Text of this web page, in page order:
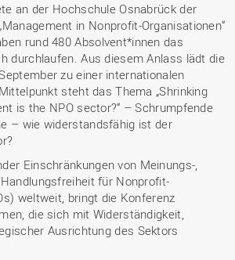
an der Hochschule Osnabrück der
in Nonprofit-Organisationen“
rund 480 Absolvent*innen das
durchlaufen. Aus diesem Anlass lädt die
zu einer internationalen
steht das Thema „Shrinking
is the NPO sector?“ – Schrumpfende
– wie widerstandsfähig ist der
Einschränkungen von Meinungs-,
für Nonprofit-
weltweit, bringt die Konferenz
die sich mit Widerständigkeit,
Ausrichtung des Sektors